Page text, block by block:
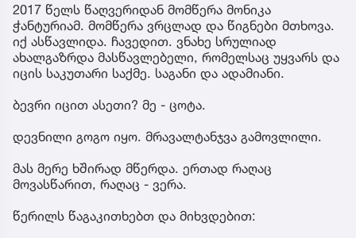
2017 წელს წაღვერიდან მომწერა მონიკა
ჭანტურიამ. მომწერა ვრცლად და წიგნები მთხოვა.
იქ ასწავლიდა. ჩავედით. ვნახე სრულიად
ახალგაზრდა მასწავლებელი, რომელსაც უყვარს და
იცის საკუთარი საქმე. საგანი და ადამიანი.
ბევრი იცით ასეთი? მე - ცოტა.
დევნილი გოგო იყო. მრავალტანჯვა გამოვლილი.
მას მერე ხშირად მწერდა. ერთად რაღაც
მოვასწარით, რაღაც - ვერა.
წერილს წაგაკითხებთ და მიხვდებით: